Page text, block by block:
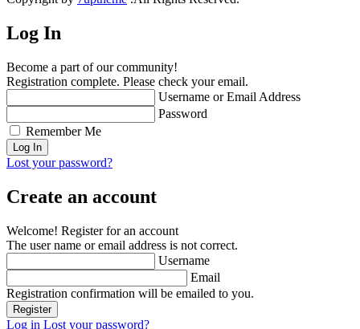
Log In
Become a part of our community!
Registration complete. Please check your email.
Username or Email Address
Password
Remember Me
Lost your password?
Create an account
Welcome! Register for an account
The user name or email address is not correct.
Username
Email
Registration confirmation will be emailed to you.
Log in Lost your password?